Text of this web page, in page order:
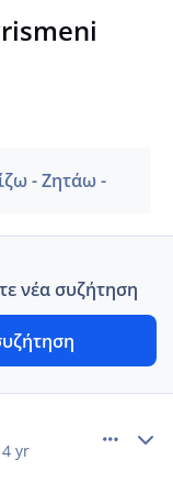
- Ζητάω -
νέα συζήτηση
yr